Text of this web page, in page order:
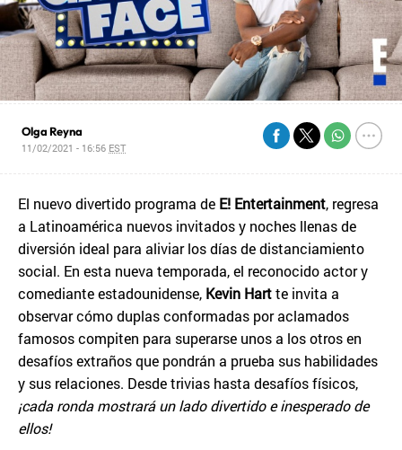
Olga Reyna
11/02/2021 - 16:56 EST
El nuevo divertido programa de E! Entertainment, regresa
a Latinoamérica nuevos invitados y noches llenas de
diversión ideal para aliviar los días de distanciamiento
social. En esta nueva temporada, el reconocido actor y
comediante estadounidense, Kevin Hartte invita a
observar cómo duplas conformadas por aclamados
famosos compiten para superarse unos a los otros en
desafíos extraños que pondrán a prueba sus habilidades
y sus relaciones. Desde trivias hasta desafíos físicos,
¡cada ronda mostrará un lado divertido e inesperado de
ellos!